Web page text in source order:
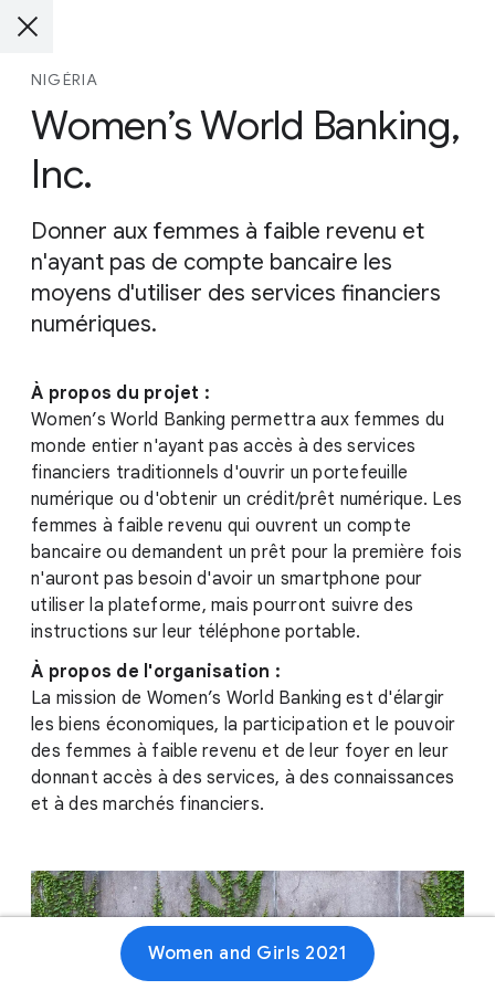
NIGÉRIA
Women’s World Banking,
Inc.
Donner aux femmes à faible revenu et
n'ayant pas de compte bancaire les
moyens d'utiliser des services financiers
numériques.
À propos du projet :
Women’s World Banking permettra aux femmes du
monde entier n'ayant pas accès à des services
financiers traditionnels d'ouvrir un portefeuille
numérique ou d'obtenir un crédit/prêt numérique. Les
femmes à faible revenu qui ouvrent un compte
bancaire ou demandent un prêt pour la première fois
n'auront pas besoin d'avoir un smartphone pour
utiliser la plateforme, mais pourront suivre des
instructions sur leur téléphone portable.
À propos de l'organisation :
La mission de Women’s World Banking est d'élargir
les biens économiques, la participation et le pouvoir
des femmes à faible revenu et de leur foyer en leur
donnant accès à des services, à des connaissances
et à des marchés financiers.
Women and Girls 2021